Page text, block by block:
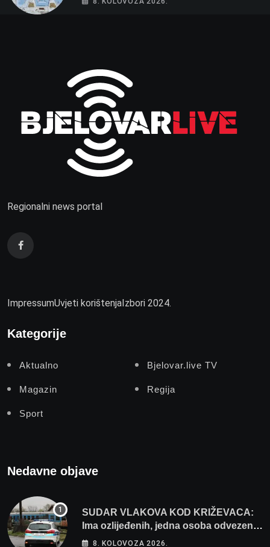
Regionalni news portal
ImpressumUvjeti korištenjaIzbori 2024.
Kategorije
Aktualno Bjelovar.live TV
Magazin Regija
Sport
Nedavne objave
SUDAR VLAKOVA KOD KRIŽEVACA:
Ima ozlijeđenih, jedna osoba odvezena
helikopterom
8. KOLOVOZA 2026.